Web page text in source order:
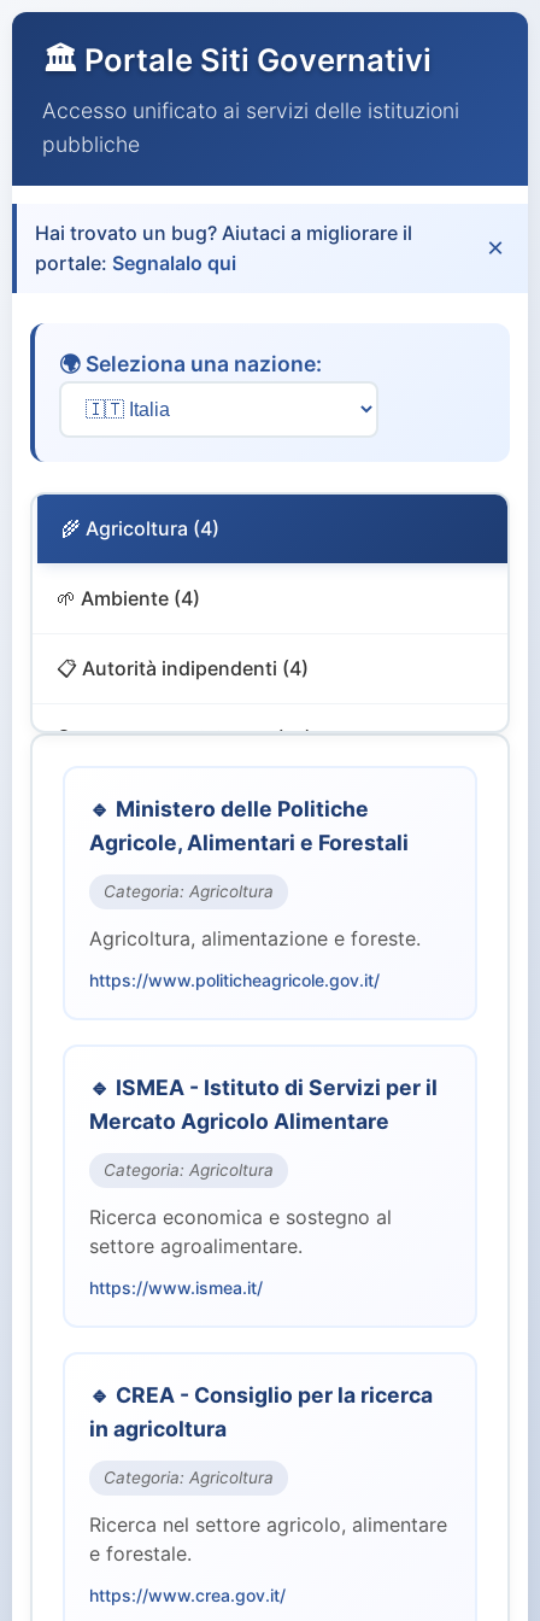
🏛️ Portale Siti Governativi
Accesso unificato ai servizi delle istituzioni
pubbliche
Hai trovato un bug? Aiutaci a migliorare il
portale: Segnalalo qui ×
🌍 Seleziona una nazione:
🌾 Agricoltura (4)
🌱 Ambiente (4)
📋 Autorità indipendenti (4)
🔍 Controllo e Vigilanza (12)
🎨 Cultura e Turismo (4)
💻 Digitale e Innovazione (4)
🏙️ Enti Territoriali (2)
⚖️ Giustizia (2)
🏭 Industria e Lavoro (8)
🏛️ Istituzioni Centrali (10)
🎓 Istruzione e Ricerca (7)
🏥 Salute (4)
🔹 Ministero delle Politiche
Agricole, Alimentari e Forestali
Categoria: Agricoltura
Agricoltura, alimentazione e foreste.
https://www.politicheagricole.gov.it/
🔹 ISMEA - Istituto di Servizi per il
Mercato Agricolo Alimentare
Categoria: Agricoltura
Ricerca economica e sostegno al
settore agroalimentare.
https://www.ismea.it/
🔹 CREA - Consiglio per la ricerca
in agricoltura
Categoria: Agricoltura
Ricerca nel settore agricolo, alimentare
e forestale.
https://www.crea.gov.it/